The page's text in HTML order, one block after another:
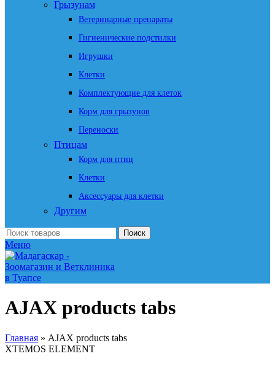
Грызунам
Ветеринарные препараты
Гигиенические подстилки
Игрушки
Клетки
Комплектующие для клеток
Корм для грызунов
Переноски
Птицам
Корм для птиц
Клетки
Аксессуары для клетки
Другим
Поиск
Меню
AJAX products tabs
Главная » AJAX products tabs
XTEMOS ELEMENT